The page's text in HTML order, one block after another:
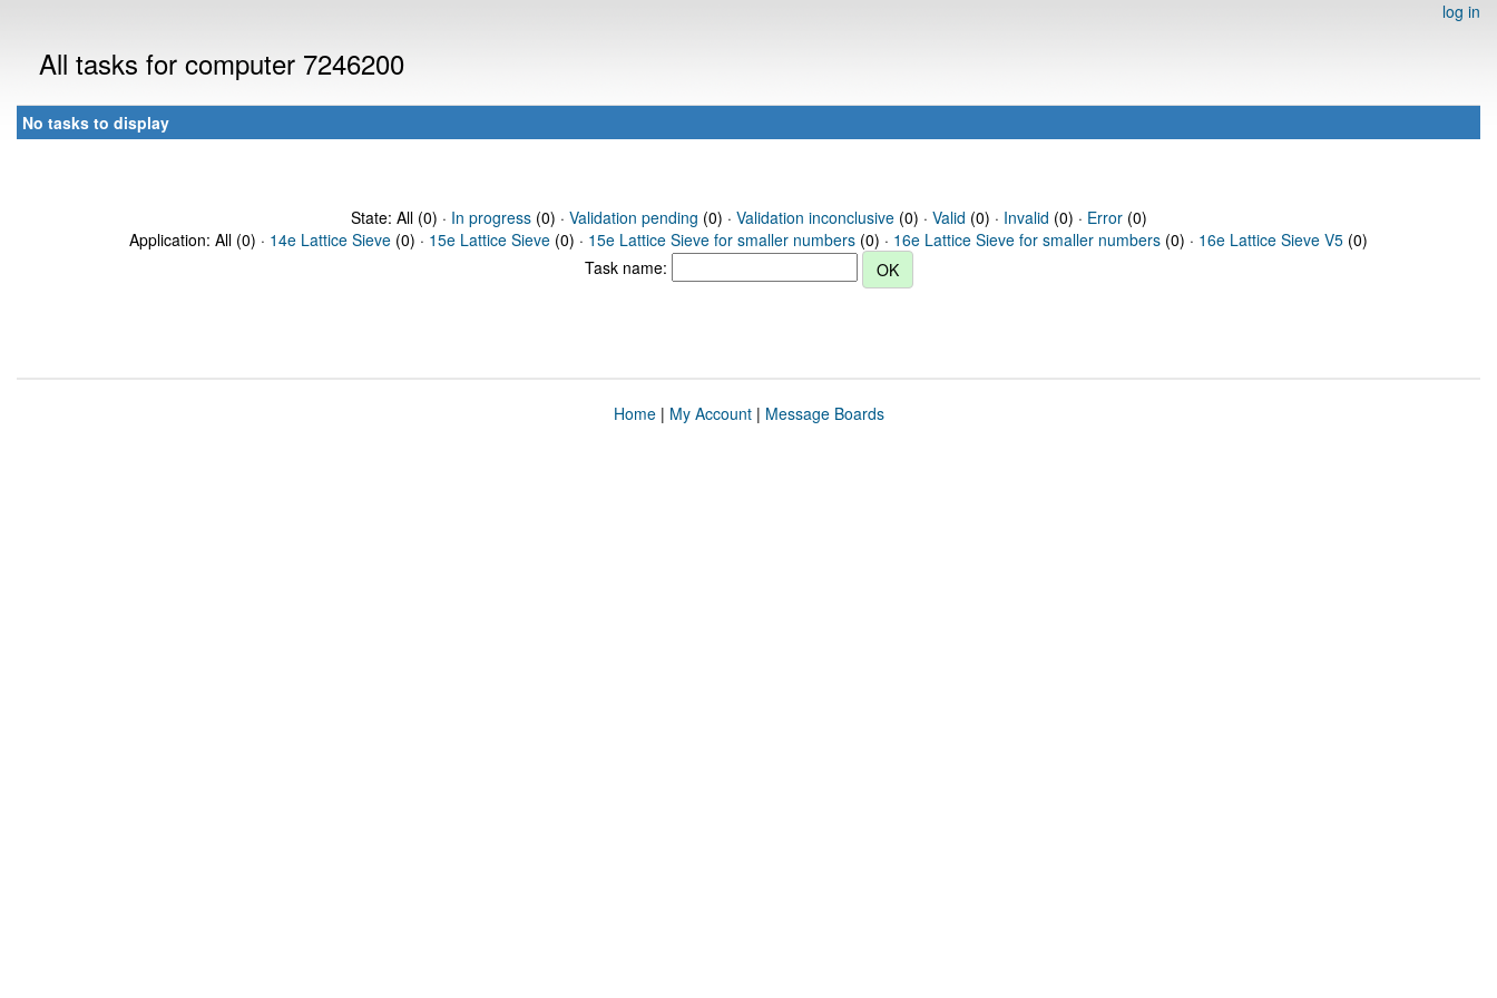
log in
All tasks for computer 7246200
No tasks to display
State: All (0) · In progress(0) · Validation pending (0) · Validation inconclusive(0) · Valid (0) · Invalid (0) · Error(0)
Application: All (0) · 14e Lattice Sieve (0) · 15e Lattice Sieve (0) · 15e Lattice Sieve for smaller numbers (0) · 16e Lattice Sieve for smaller numbers (0) · 16e Lattice Sieve V5 (0)
Task name:
Home| My Account| Message Boards